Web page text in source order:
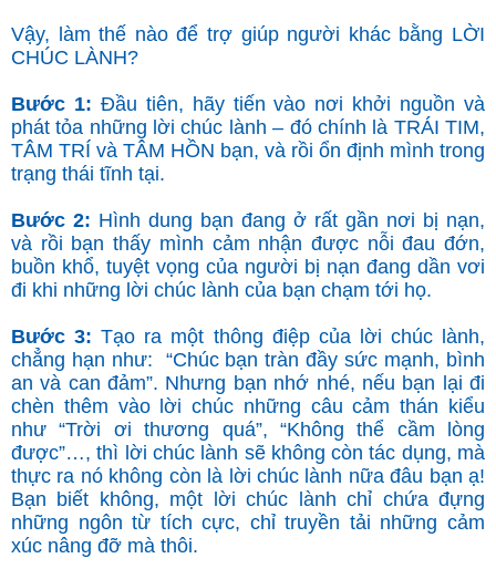
Vậy, làm thế nào để trợ giúp người khác bằng LỜI
CHÚC LÀNH?
Bước 1: Đầu tiên, hãy tiến vào nơi khởi nguồn và
phát tỏa những lời chúc lành – đó chính là TRÁI TIM,
TÂM TRÍ và TÂM HỒN bạn, và rồi ổn định mình trong
trạng thái tĩnh tại.
Bước 2: Hình dung bạn đang ở rất gần nơi bị nạn,
và rồi bạn thấy mình cảm nhận được nỗi đau đớn,
buồn khổ, tuyệt vọng của người bị nạn đang dần vơi
đi khi những lời chúc lành của bạn chạm tới họ.
Bước 3:Tạo ra một thông điệp của lời chúc lành,
chẳng hạn như: “Chúc bạn tràn đầy sức mạnh, bình
an và can đảm”. Nhưng bạn nhớ nhé, nếu bạn lại đi
chèn thêm vào lời chúc những câu cảm thán kiểu
như “Trời ơi thương quá”, “Không thể cầm lòng
được”…, thì lời chúc lành sẽ không còn tác dụng, mà
thực ra nó không còn là lời chúc lành nữa đâu bạn ạ!
Bạn biết không, một lời chúc lành chỉ chứa đựng
những ngôn từ tích cực, chỉ truyền tải những cảm
xúc nâng đỡ mà thôi.